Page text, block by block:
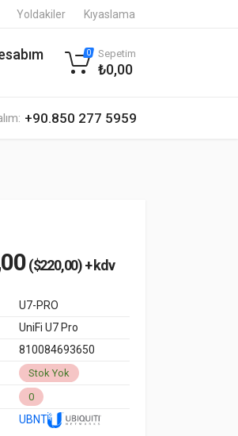
Yoldakiler Kıyaslama
+90.850 277 5959
0 Sepetim
₺0,00
($220,00) + kdv
U7-PRO
UniFi U7 Pro
810084693650
Stok Yok
0
UBNT